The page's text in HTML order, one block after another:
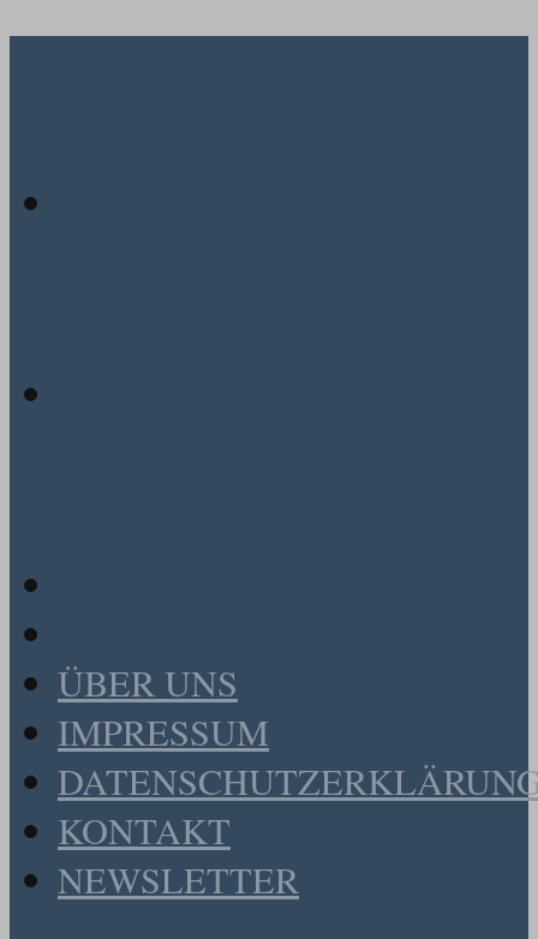
ÜBER UNS
IMPRESSUM
KONTAKT
NEWSLETTER